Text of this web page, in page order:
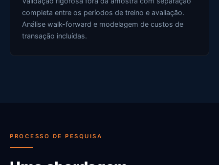
completa entre os períodos de treino e avaliação.
Análise walk-forward e modelagem de custos de
transação incluídas.
PROCESSO DE PESQUISA